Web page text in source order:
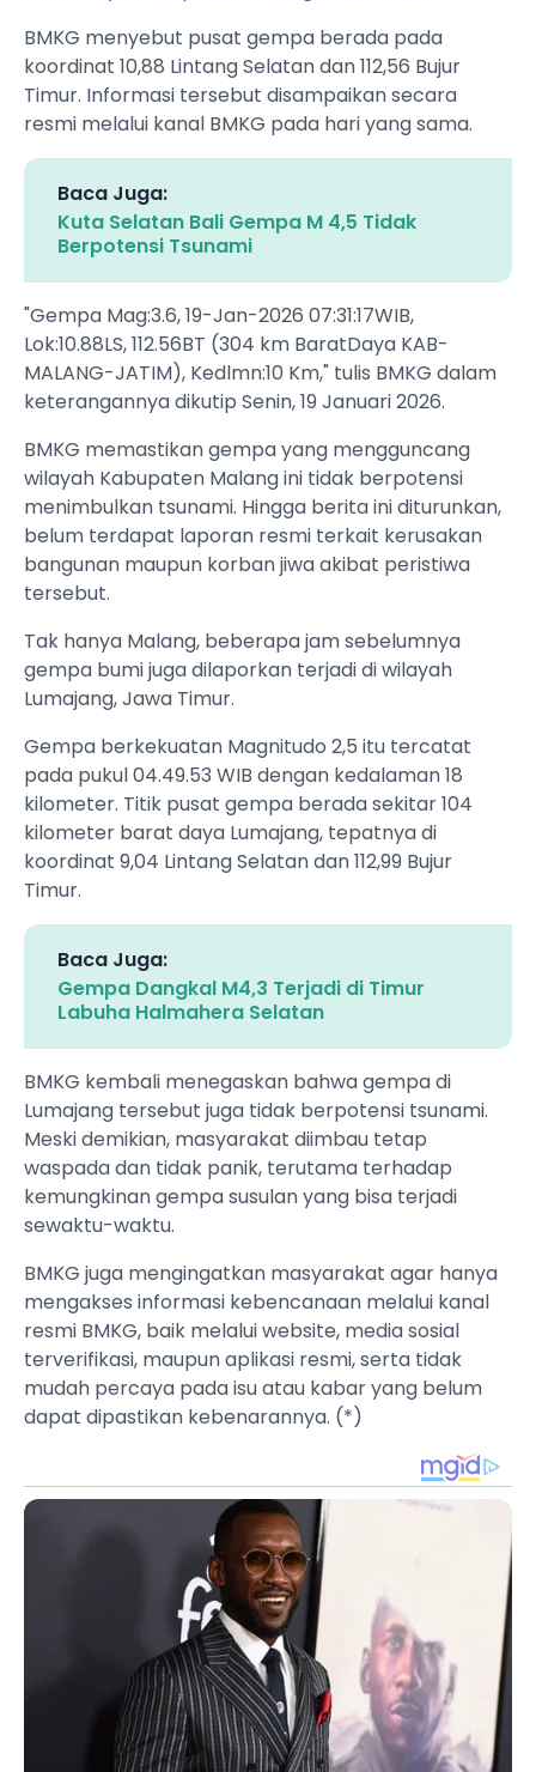
BMKG menyebut pusat gempa berada pada
koordinat 10,88 Lintang Selatan dan 112,56 Bujur
Timur. Informasi tersebut disampaikan secara
resmi melalui kanal BMKG pada hari yang sama.
Baca Juga:
Kuta Selatan Bali Gempa M 4,5 Tidak
Berpotensi Tsunami
"Gempa Mag:3.6, 19-Jan-2026 07:31:17WIB,
Lok:10.88LS, 112.56BT (304 km BaratDaya KAB-
MALANG-JATIM), Kedlmn:10 Km," tulis BMKG dalam
keterangannya dikutip Senin, 19 Januari 2026.
BMKG memastikan gempa yang mengguncang
wilayah Kabupaten Malang ini tidak berpotensi
menimbulkan tsunami. Hingga berita ini diturunkan,
belum terdapat laporan resmi terkait kerusakan
bangunan maupun korban jiwa akibat peristiwa
tersebut.
Tak hanya Malang, beberapa jam sebelumnya
gempa bumi juga dilaporkan terjadi di wilayah
Lumajang, Jawa Timur.
Gempa berkekuatan Magnitudo 2,5 itu tercatat
pada pukul 04.49.53 WIB dengan kedalaman 18
kilometer. Titik pusat gempa berada sekitar 104
kilometer barat daya Lumajang, tepatnya di
koordinat 9,04 Lintang Selatan dan 112,99 Bujur
Timur.
Baca Juga:
Gempa Dangkal M4,3 Terjadi di Timur
Labuha Halmahera Selatan
BMKG kembali menegaskan bahwa gempa di
Lumajang tersebut juga tidak berpotensi tsunami.
Meski demikian, masyarakat diimbau tetap
waspada dan tidak panik, terutama terhadap
kemungkinan gempa susulan yang bisa terjadi
sewaktu-waktu.
BMKG juga mengingatkan masyarakat agar hanya
mengakses informasi kebencanaan melalui kanal
resmi BMKG, baik melalui website, media sosial
terverifikasi, maupun aplikasi resmi, serta tidak
mudah percaya pada isu atau kabar yang belum
dapat dipastikan kebenarannya. (*)